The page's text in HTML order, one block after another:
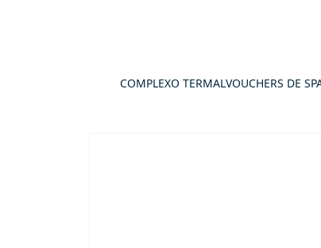
COMPLEXO TERMALVOUCHERS DE